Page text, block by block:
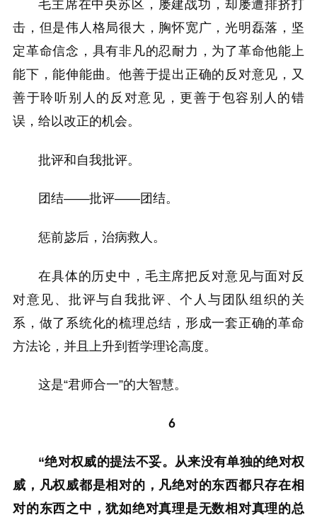
毛主席在中央苏区，屡建战功，却屡遭排挤打
击，但是伟人格局很大，胸怀宽广，光明磊落，坚
定革命信念，具有非凡的忍耐力，为了革命他能上
能下，能伸能曲。他善于提出正确的反对意见，又
善于聆听别人的反对意见，更善于包容别人的错
误，给以改正的机会。
批评和自我批评。
团结——批评——团结。
惩前毖后，治病救人。
在具体的历史中，毛主席把反对意见与面对反
对意见、批评与自我批评、个人与团队组织的关
系，做了系统化的梳理总结，形成一套正确的革命
方法论，并且上升到哲学理论高度。
这是“君师合一”的大智慧。
6
“绝对权威的提法不妥。从来没有单独的绝对权
威，凡权威都是相对的，凡绝对的东西都只存在相
对的东西之中，犹如绝对真理是无数相对真理的总